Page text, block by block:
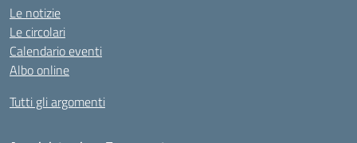
Le notizie
Le circolari
Calendario eventi
Albo online
Tutti gli argomenti